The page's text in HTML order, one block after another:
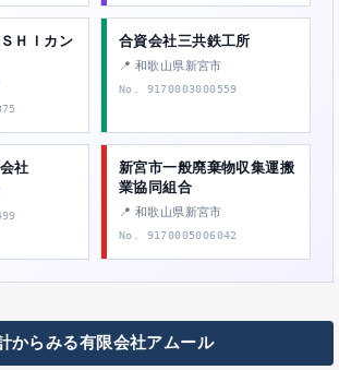
ＨＩカン
合資会社三共鉄工所
📍 和歌山県新宮市
No. 9170003000559
社
新宮市一般廃棄物収集運搬
業協同組合
📍 和歌山県新宮市
No. 9170005006042
からみる有限会社アムール